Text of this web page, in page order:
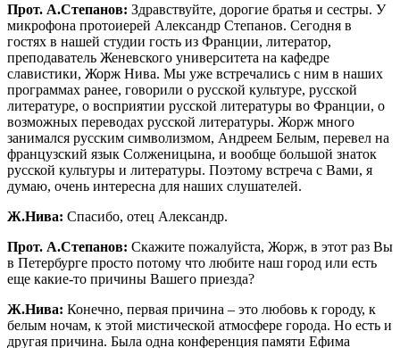
Прот. А.Степанов: Здравствуйте, дорогие братья и сестры. У
микрофона протоиерей Александр Степанов. Сегодня в
гостях в нашей студии гость из Франции, литератор,
преподаватель Женевского университета на кафедре
славистики, Жорж Нива. Мы уже встречались с ним в наших
программах ранее, говорили о русской культуре, русской
литературе, о восприятии русской литературы во Франции, о
возможных переводах русской литературы. Жорж много
занимался русским символизмом, Андреем Белым, перевел на
французский язык Солженицына, и вообще большой знаток
русской культуры и литературы. Поэтому встреча с Вами, я
думаю, очень интересна для наших слушателей.
Ж.Нива: Спасибо, отец Александр.
Прот. А.Степанов: Скажите пожалуйста, Жорж, в этот раз Вы
в Петербурге просто потому что любите наш город или есть
еще какие-то причины Вашего приезда?
Ж.Нива: Конечно, первая причина – это любовь к городу, к
белым ночам, к этой мистической атмосфере города. Но есть и
другая причина. Была одна конференция памяти Ефима